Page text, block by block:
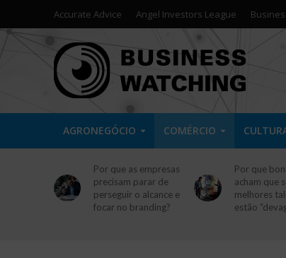
Accurate Advice Angel Investors League
AGRONEGÓCIO COMÉRCIO
Por que as empresas
precisam parar de
perseguir o alcance e
focar no branding?
Por que
acham que
melhores
estão